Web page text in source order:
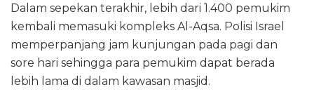
Dalam sepekan terakhir, lebih dari 1.400 pemukim
kembali memasuki kompleks Al-Aqsa. Polisi Israel
memperpanjang jam kunjungan pada pagi dan
sore hari sehingga para pemukim dapat berada
lebih lama di dalam kawasan masjid.